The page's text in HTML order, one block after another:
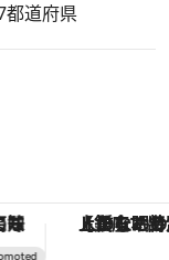
都道府県
郷土の味 【銀座で出合う最旬美容】美髪ケアや上質